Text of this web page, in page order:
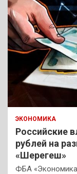
ЭКОНОМИКА
Российские
рублей на
«Шерегеш»
ФБА «Экономика